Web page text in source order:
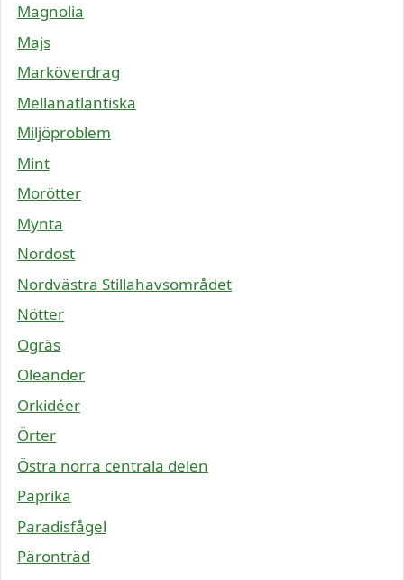
Magnolia
Majs
Marköverdrag
Mellanatlantiska
Miljöproblem
Mint
Morötter
Mynta
Nordost
Nordvästra Stillahavsområdet
Nötter
Ogräs
Oleander
Orkidéer
Örter
Östra norra centrala delen
Paprika
Paradisfågel
Päronträd